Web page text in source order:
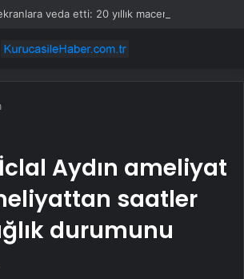
Aydın ameliyat
saatler
durumunu